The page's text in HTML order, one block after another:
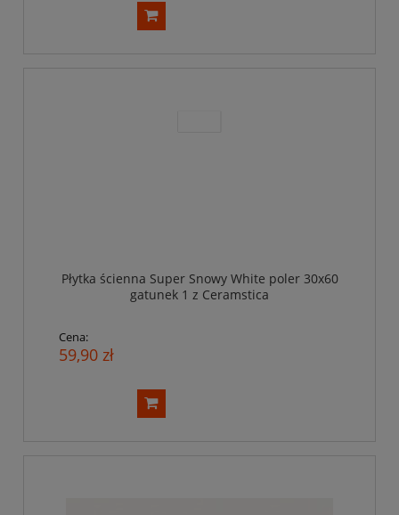
Płytka ścienna Super Snowy White poler 30x60
gatunek 1 z Ceramstica
Cena:
59,90 zł